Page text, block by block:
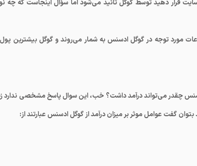
قرار دهید توسط گوگل تائید می‌شود اما سؤال اینجاست که چه
مورد توجه در گوگل ادسنس به شمار می‌روند و گوگل بیشترین پول
چقدر می‌تواند درآمد داشت؟ خب، این سوال پاسخ مشخصی ندارد
گفت عوامل موثر بر میزان درآمد از گوگل ادسنس عبارتند از: